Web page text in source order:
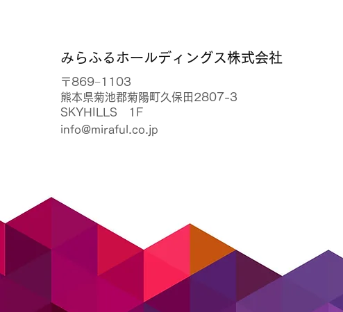
みらふるホールディングス株式会社
〒869−1103
熊本県菊池郡菊陽町久保田2807-3
SKYHILLS 1F
info@miraful.co.jp